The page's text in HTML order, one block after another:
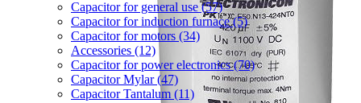
Capacitor for general use (57)
Capacitor for induction furnace (5)
Capacitor for motors (34)
Accessories (12)
Capacitor for power electronics (70)
Capacitor Mylar (47)
Capacitor Tantalum (11)